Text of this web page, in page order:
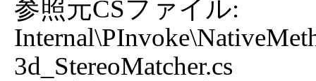
参照元CSファイル:
3d_StereoMatcher.cs